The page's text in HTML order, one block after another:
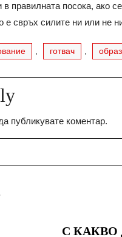
в правилната посока, ако
е свръх силите ни или не
готвач
публикувате коментар.
С КАКВО